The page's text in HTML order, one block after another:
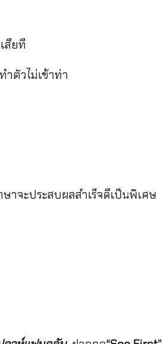
สียที
ตัวไม่เข้าท่า
าจะประสบผลสำเร็จดีเป็นพิเศษ